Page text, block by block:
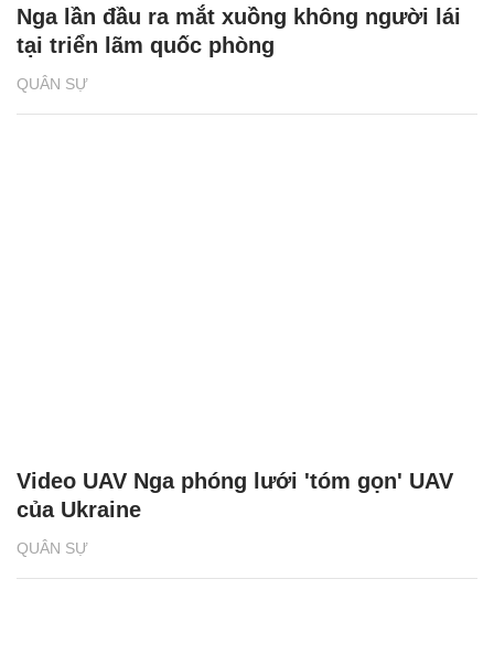
QUÂN SỰ
Nga lần đầu ra mắt xuồng không người lái
tại triển lãm quốc phòng
QUÂN SỰ
Video UAV Nga phóng lưới 'tóm gọn' UAV
của Ukraine